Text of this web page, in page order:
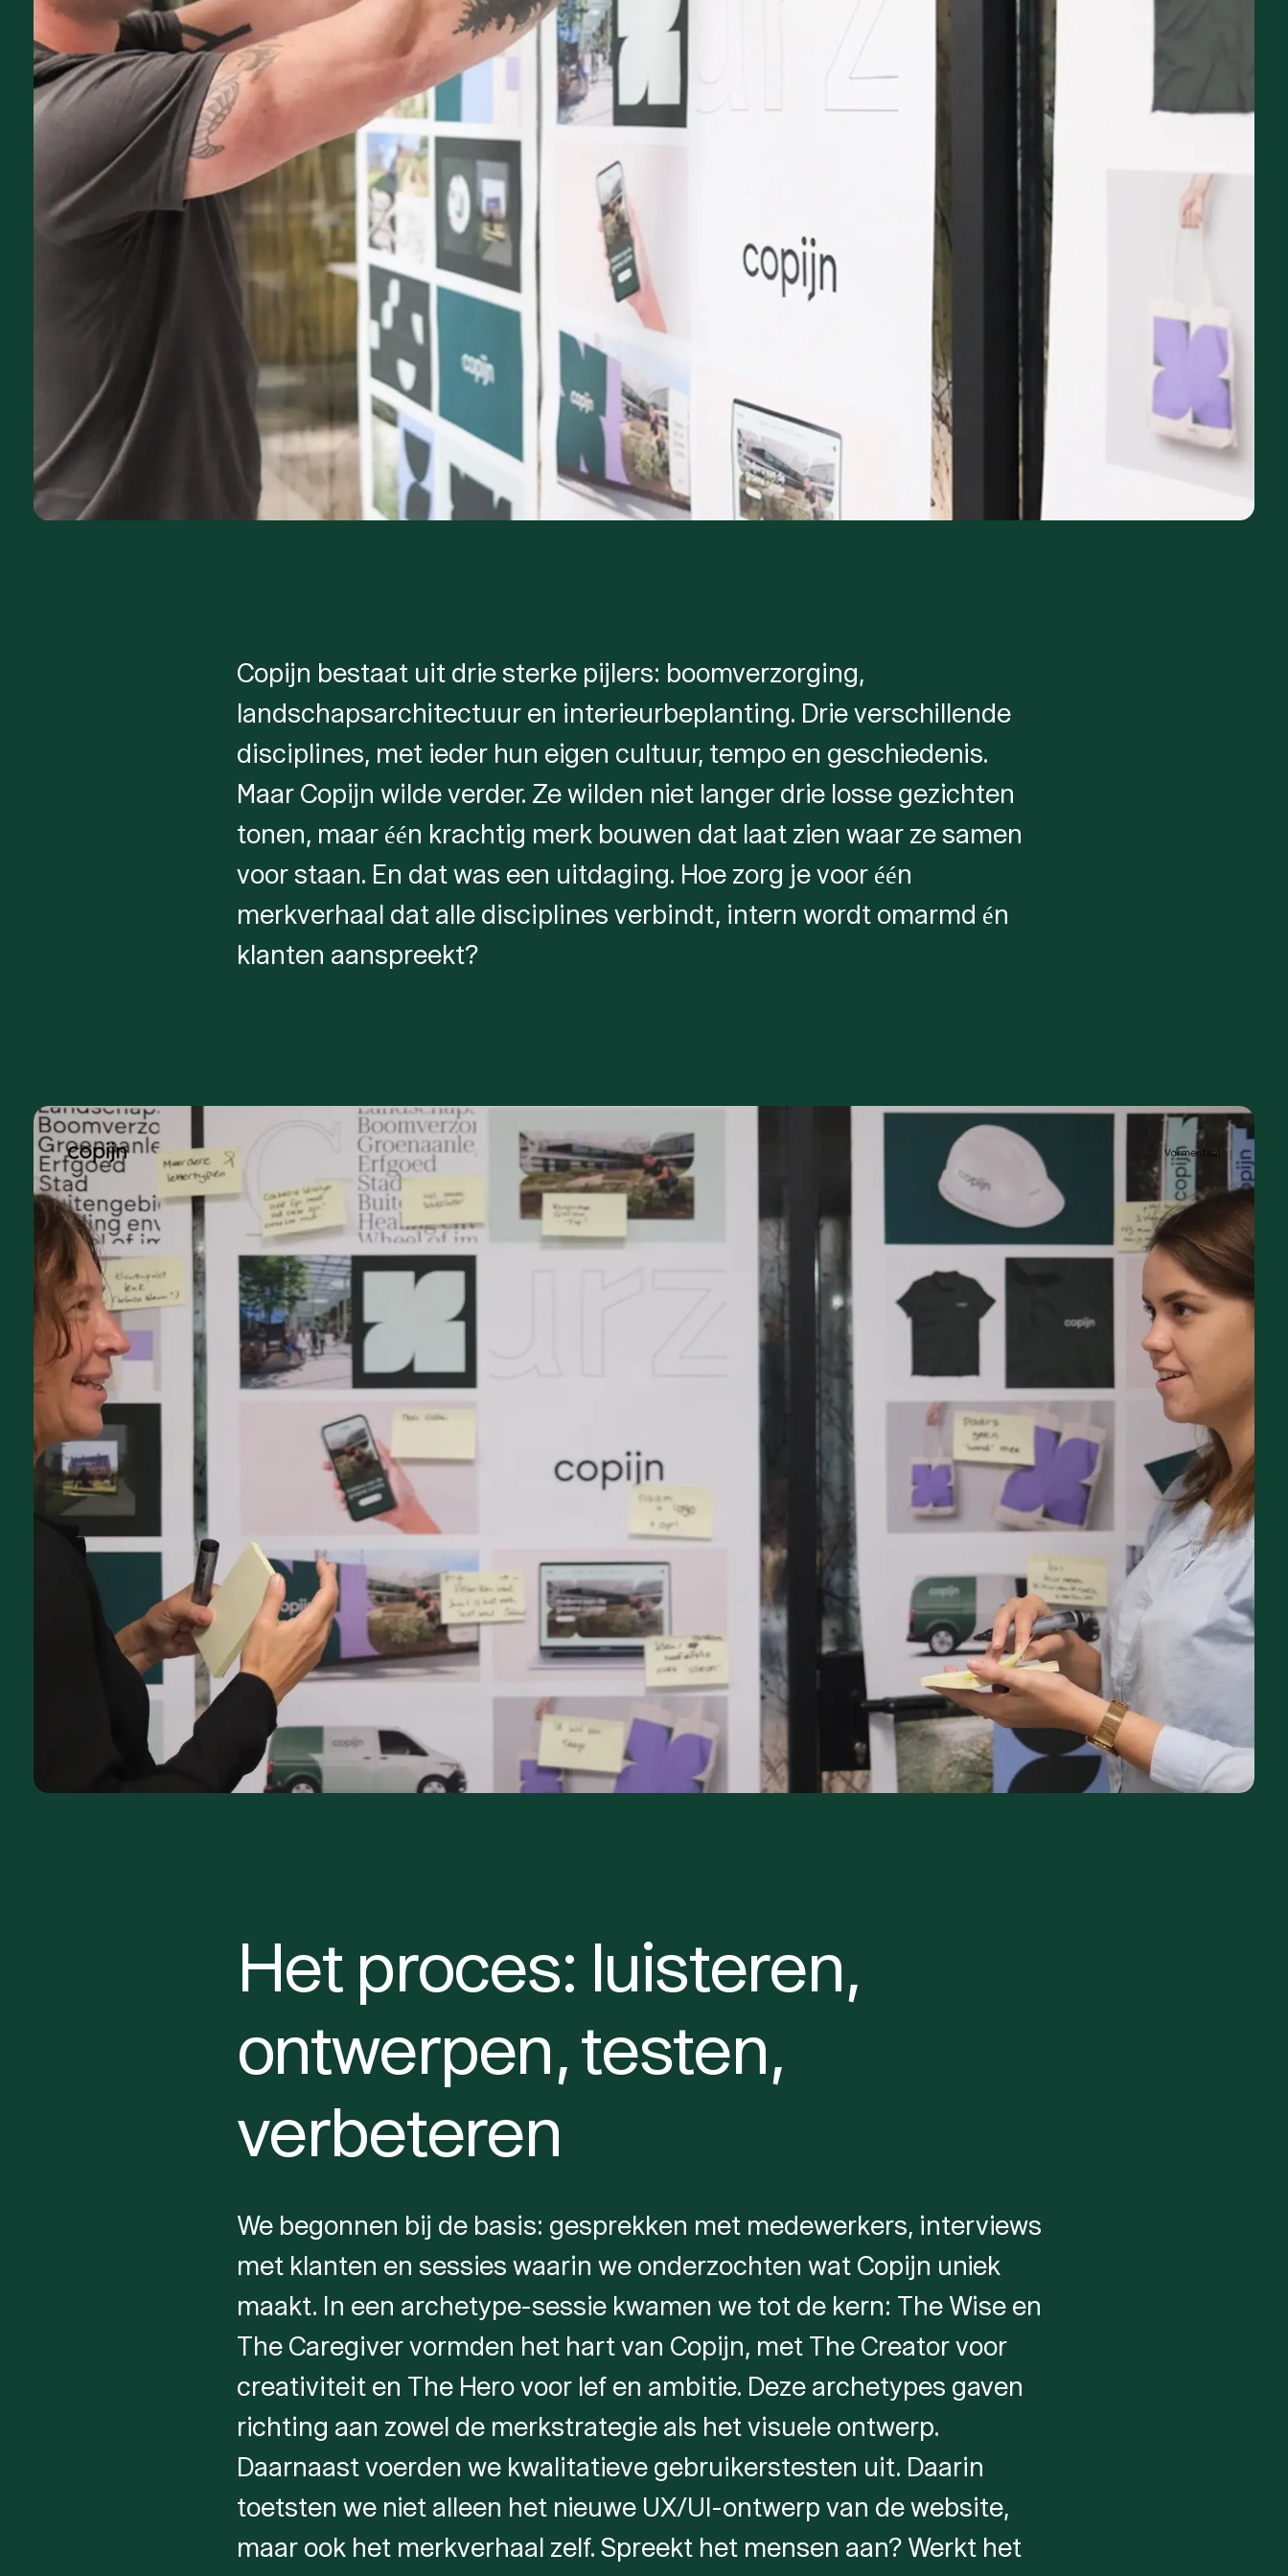
Copijn bestaat uit drie sterke pijlers: boomverzorging,
landschapsarchitectuur en interieurbeplanting. Drie verschillende
disciplines, met ieder hun eigen cultuur, tempo en geschiedenis.
Maar Copijn wilde verder. Ze wilden niet langer drie losse gezichten
tonen, maar één krachtig merk bouwen dat laat zien waar ze samen
voor staan. En dat was een uitdaging. Hoe zorg je voor één
merkverhaal dat alle disciplines verbindt, intern wordt omarmd én
klanten aanspreekt?
Het proces: luisteren,
ontwerpen, testen,
verbeteren
We begonnen bij de basis: gesprekken met medewerkers, interviews
met klanten en sessies waarin we onderzochten wat Copijn uniek
maakt. In een archetype-sessie kwamen we tot de kern: The Wise en
The Caregiver vormden het hart van Copijn, met The Creator voor
creativiteit en The Hero voor lef en ambitie. Deze archetypes gaven
richting aan zowel de merkstrategie als het visuele ontwerp.
Daarnaast voerden we kwalitatieve gebruikerstesten uit. Daarin
toetsten we niet alleen het nieuwe UX/UI-ontwerp van de website,
maar ook het merkverhaal zelf. Spreekt het mensen aan? Werkt het